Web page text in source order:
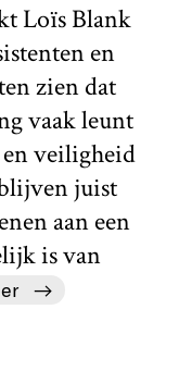
Loïs Blank
en
zien dat
vaak leunt
veiligheid
juist
aan een
is van